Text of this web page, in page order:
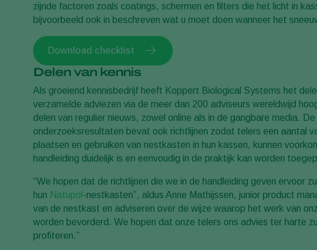
zijnde factoren zoals coatings, schermen en filters die het licht in
bijvoorbeeld ook in beschreven wat u moet doen wanneer het
Download checklist
Delen van kennis
Als groeiend kennisbedrijf heeft Koppert Biological Systems het
verzamelde adviezen via de meer dan 200 adviseurs wereldwijd
delen van regulier nieuws, zowel online als in de gangbare media.
onderzoeksresultaten bevat ook richtlijnen zodat telers een aantal
plaatsen en gebruiken van nestkasten in hun kassen, kunnen
handleiding duidelijk is en eenvoudig in de praktijk kan worden
“We hopen dat de richtlijnen die we in de handleiding geven ervoor
hun Natupol -nestkasten”, aldus Anne Mathijssen, junior product
van de nestkast en adviseren over de wijze waarop het werk van
worden bevorderd. We hopen dat onze telers ons advies ter harte
profiteren.”